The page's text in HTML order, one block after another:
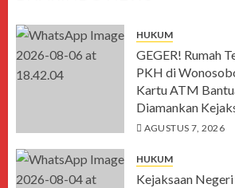
HUKUM
GEGER! Rumah
PKH di
Kartu ATM
Diamankan
AGUSTUS 7, 2026
HUKUM
Kejaksaan